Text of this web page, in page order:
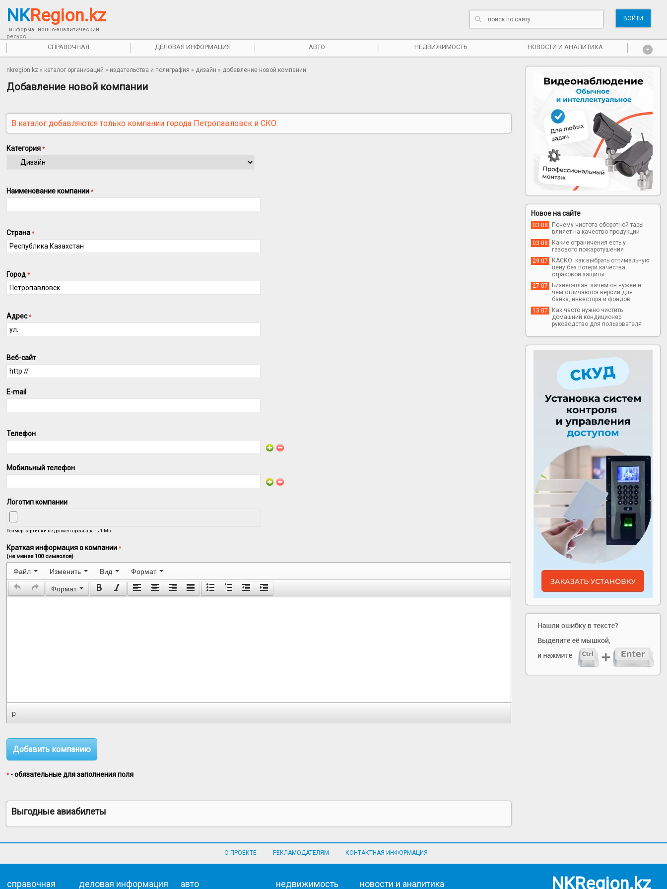
NKRegion.kz
информационно-аналитический
ресурс
ВОЙТИ
СПРАВОЧНАЯ ДЕЛОВАЯ ИНФОРМАЦИЯ АВТО НЕДВИЖИМОСТЬ НОВОСТИ И АНАЛИТИКА
nkregion.kz » каталог организаций » издательства и полиграфия » дизайн » добавление новой компании
Добавление новой компании
В каталог добавляются только компании города Петропавловск и СКО.
Категория*
Наименование компании*
Страна*
Город*
Адрес*
Веб-сайт
E-mail
Телефон
Мобильный телефон
Логотип компании
Размер картинки не должен превышать 1 Mb
Краткая информация о компании*
(не менее 100 символов)
Файл Изменить Вид
Формат
Формат
p
* - обязательные для заполнения поля
Выгодные авиабилеты
Новое на сайте
03 08
Почему чистота оборотной тары
влияет на качество продукции
03 08
Какие ограничения есть у
газового пожаротушения
29 07
КАСКО: как выбрать оптимальную
цену без потери качества
страховой защиты
27 07
Бизнес-план: зачем он нужен и
чем отличаются версии для
банка, инвестора и фондов
13 07
Как часто нужно чистить
домашний кондиционер:
руководство для пользователя
О ПРОЕКТЕ РЕКЛАМОДАТЕЛЯМ КОНТАКТНАЯ ИНФОРМАЦИЯ
справочная деловая информация авто недвижимость новости и аналитика NKRegion.kz